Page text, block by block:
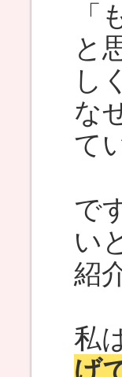
と
し
な
て
で
い
紹
私